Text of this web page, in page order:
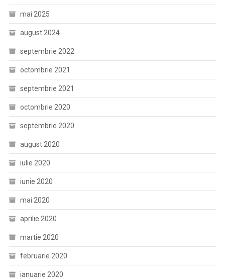
mai 2025
august 2024
septembrie 2022
octombrie 2021
septembrie 2021
octombrie 2020
septembrie 2020
august 2020
iulie 2020
iunie 2020
mai 2020
aprilie 2020
martie 2020
februarie 2020
ianuarie 2020